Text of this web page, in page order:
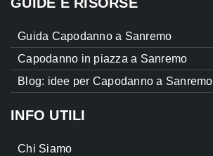
Guida Capodanno a Sanremo
Capodanno in piazza a Sanremo
Blog: idee per Capodanno a Sanremo
INFO UTILI
Chi Siamo